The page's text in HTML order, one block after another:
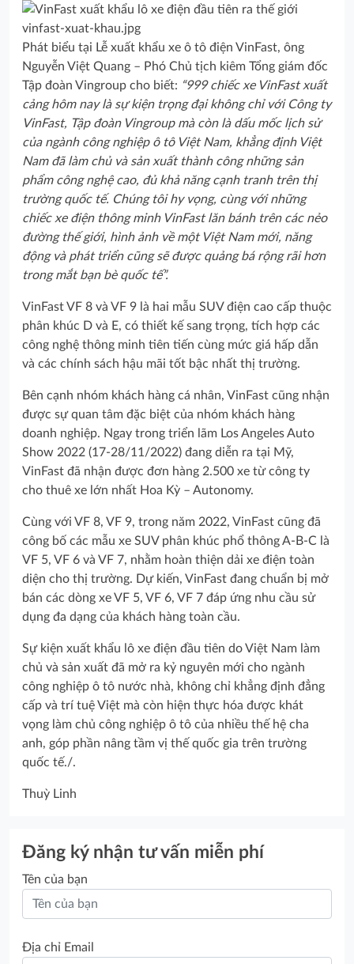
Phát biểu tại Lễ xuất khẩu xe ô tô điện VinFast, ông
Nguyễn Việt Quang – Phó Chủ tịch kiêm Tổng giám đốc
Tập đoàn Vingroup cho biết: “999 chiếc xe VinFast xuất
cảng hôm nay là sự kiện trọng đại không chỉ với Công ty
VinFast, Tập đoàn Vingroup mà còn là dấu mốc lịch sử
của ngành công nghiệp ô tô Việt Nam, khẳng định Việt
Nam đã làm chủ và sản xuất thành công những sản
phẩm công nghệ cao, đủ khả năng cạnh tranh trên thị
trường quốc tế. Chúng tôi hy vọng, cùng với những
chiếc xe điện thông minh VinFast lăn bánh trên các nẻo
đường thế giới, hình ảnh về một Việt Nam mới, năng
động và phát triển cũng sẽ được quảng bá rộng rãi hơn
trong mắt bạn bè quốc tế”.
VinFast VF 8 và VF 9 là hai mẫu SUV điện cao cấp thuộc
phân khúc D và E, có thiết kế sang trọng, tích hợp các
công nghệ thông minh tiên tiến cùng mức giá hấp dẫn
và các chính sách hậu mãi tốt bậc nhất thị trường.
Bên cạnh nhóm khách hàng cá nhân, VinFast cũng nhận
được sự quan tâm đặc biệt của nhóm khách hàng
doanh nghiệp. Ngay trong triển lãm Los Angeles Auto
Show 2022 (17-28/11/2022) đang diễn ra tại Mỹ,
VinFast đã nhận được đơn hàng 2.500 xe từ công ty
cho thuê xe lớn nhất Hoa Kỳ – Autonomy.
Cùng với VF 8, VF 9, trong năm 2022, VinFast cũng đã
công bố các mẫu xe SUV phân khúc phổ thông A-B-C là
VF 5, VF 6 và VF 7, nhằm hoàn thiện dải xe điện toàn
diện cho thị trường. Dự kiến, VinFast đang chuẩn bị mở
bán các dòng xe VF 5, VF 6, VF 7 đáp ứng nhu cầu sử
dụng đa dạng của khách hàng toàn cầu.
Sự kiện xuất khẩu lô xe điện đầu tiên do Việt Nam làm
chủ và sản xuất đã mở ra kỷ nguyên mới cho ngành
công nghiệp ô tô nước nhà, không chỉ khẳng định đẳng
cấp và trí tuệ Việt mà còn hiện thực hóa được khát
vọng làm chủ công nghiệp ô tô của nhiều thế hệ cha
anh, góp phần nâng tầm vị thế quốc gia trên trường
quốc tế./.
Thuỳ Linh
Đăng ký nhận tư vấn miễn phí
Tên của bạn
Địa chỉ Email